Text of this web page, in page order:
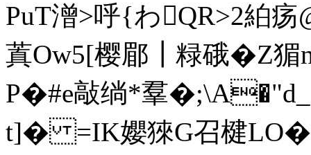
PuT潧>呼 {わQR>2絈
蒖Ow5[樱郿┃粶硪�Z猸
P�#e敲绱*羣
t]� =IK孆猍G召楗LO� 鳢